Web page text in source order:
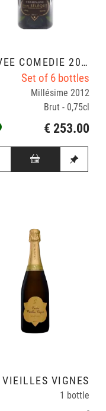
CUVÉE COMÉDIE 2012
Set of 6 bottles
Millésime 2012
Brut - 0,75cl
€ 253.00
VIEILLES VIGNES
1 bottle